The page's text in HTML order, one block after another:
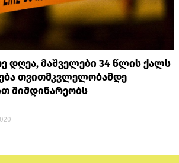
დღეა, მაშველები 34 წლის ქალს
თვითმკვლელობამდე
მიმდინარეობს